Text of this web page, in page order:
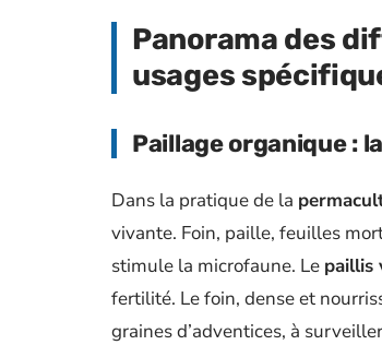
Panorama des
usages
Paillage organique :
Dans la pratique de la
vivante. Foin, paille, feuilles
stimule la microfaune. Le paillis
fertilité. Le foin, dense et
graines d’adventices, à